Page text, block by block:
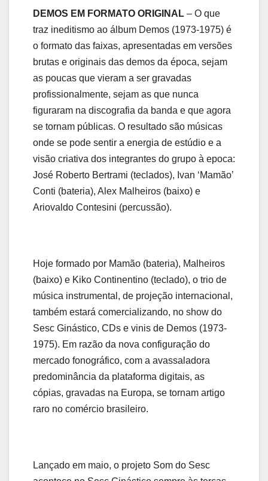
DEMOS EM FORMATO ORIGINAL – O que
traz ineditismo ao álbum Demos (1973-1975) é
o formato das faixas, apresentadas em versões
brutas e originais das demos da época, sejam
as poucas que vieram a ser gravadas
profissionalmente, sejam as que nunca
figuraram na discografia da banda e que agora
se tornam públicas. O resultado são músicas
onde se pode sentir a energia de estúdio e a
visão criativa dos integrantes do grupo à epoca:
José Roberto Bertrami (teclados), Ivan ‘Mamão’
Conti (bateria), Alex Malheiros (baixo) e
Ariovaldo Contesini (percussão).
Hoje formado por Mamão (bateria), Malheiros
(baixo) e Kiko Continentino (teclado), o trio de
música instrumental, de projeção internacional,
também estará comercializando, no show do
Sesc Ginástico, CDs e vinis de Demos (1973-
1975). Em razão da nova configuração do
mercado fonográfico, com a avassaladora
predominância da plataforma digitais, as
cópias, gravadas na Europa, se tornam artigo
raro no comércio brasileiro.
Lançado em maio, o projeto Som do Sesc